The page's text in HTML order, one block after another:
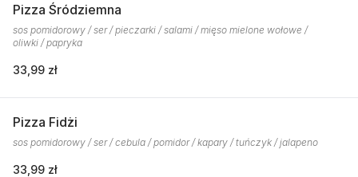
Pizza Śródziemna
sos pomidorowy / ser / pieczarki / salami / mięso mielone wołowe /
oliwki / papryka
33,99 zł
Pizza Fidżi
sos pomidorowy / ser / cebula / pomidor / kapary / tuńczyk / jalapeno
33,99 zł